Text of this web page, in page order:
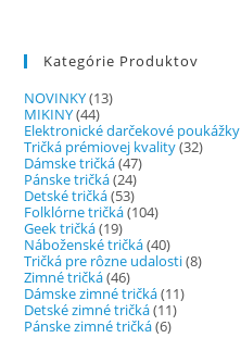
Kategórie Produktov
NOVINKY(13)
MIKINY(44)
Elektronické darčekové poukážky
Tričká prémiovej kvality(32)
Dámske tričká(47)
Pánske tričká(24)
Detské tričká(53)
Folklórne tričká(104)
Geek tričká(19)
Náboženské tričká(40)
Tričká pre rôzne udalosti(8)
Zimné tričká(46)
Dámske zimné tričká(11)
Detské zimné tričká(11)
Pánske zimné tričká(6)